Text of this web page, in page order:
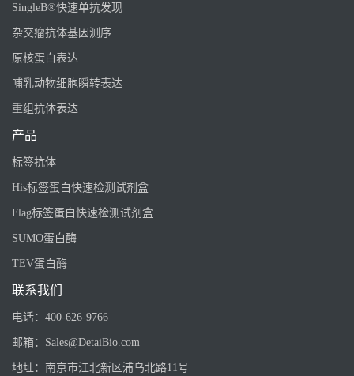
SingleB®快速单抗发现
杂交瘤抗体基因测序
原核蛋白表达
哺乳动物细胞瞬转表达
重组抗体表达
产品
标签抗体
His标签蛋白快速检测试剂盒
Flag标签蛋白快速检测试剂盒
SUMO蛋白酶
TEV蛋白酶
联系我们
电话： 400-626-9766
邮箱： Sales@DetaiBio.com
地址： 南京市江北新区浦乌北路11号